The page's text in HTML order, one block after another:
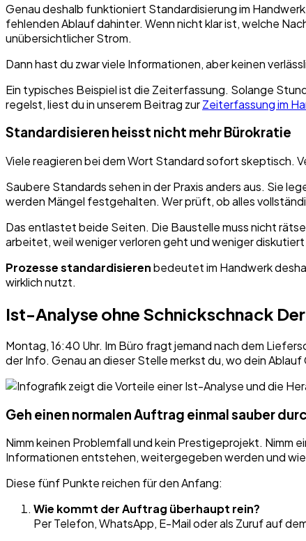
Genau deshalb funktioniert Standardisierung im
fehlenden Ablauf dahinter. Wenn nicht klar ist, welche
unübersichtlicher Strom.
Dann hast du zwar viele Informationen, aber keinen
Ein typisches Beispiel ist die Zeiterfassung. Solange
regelst, liest du in unserem Beitrag zurZeiterfassung im
Standardisieren heisst nicht mehr Bürokratie
Viele reagieren bei dem Wort Standard sofort skeptisch.
Saubere Standards sehen in der Praxis anders aus. Sie
werden Mängel festgehalten. Wer prüft, ob alles
Das entlastet beide Seiten. Die Baustelle muss nicht
arbeitet, weil weniger verloren geht und weniger diskutiert
Prozesse standardisierenbedeutet im Handwerk
wirklich nutzt.
Ist-Analyse ohne Schnickschnack
Montag, 16:40 Uhr. Im Büro fragt jemand nach dem
der Info. Genau an dieser Stelle merkst du, wo dein Ablauf
Geh einen normalen Auftrag einmal sauber
Nimm keinen Problemfall und kein Prestigeprojekt. Nimm
Informationen entstehen, weitergegeben werden und
Diese fünf Punkte reichen für den Anfang:
Wie kommt der Auftrag überhaupt rein?
Per Telefon, WhatsApp, E-Mail oder als Zuruf auf